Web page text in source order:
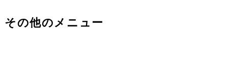
その他のメニュー